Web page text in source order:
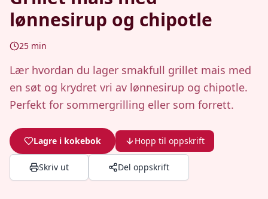
lønnesirup og chipotle
25 min
Lær hvordan du lager smakfull grillet mais med
en søt og krydret vri av lønnesirup og chipotle.
Perfekt for sommergrilling eller som forrett.
Lagre i kokebok Hopp til oppskrift
Skriv ut Del oppskrift